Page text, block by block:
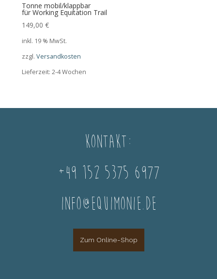
Tonne mobil/klappbar
für Working Equitation Trail
149,00 €
inkl. 19 % MwSt.
zzgl. Versandkosten
Lieferzeit: 2-4 Wochen
Kontakt:
+49 152 5375 6977
info@equimonie.de
Zum Online-Shop